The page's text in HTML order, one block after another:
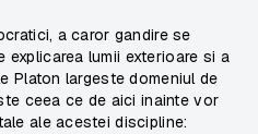
a caror gandire se
explicarea lumii exterioare si a
Platon largeste domeniul de
ceea ce de aici inainte vor
ale acestei discipline: